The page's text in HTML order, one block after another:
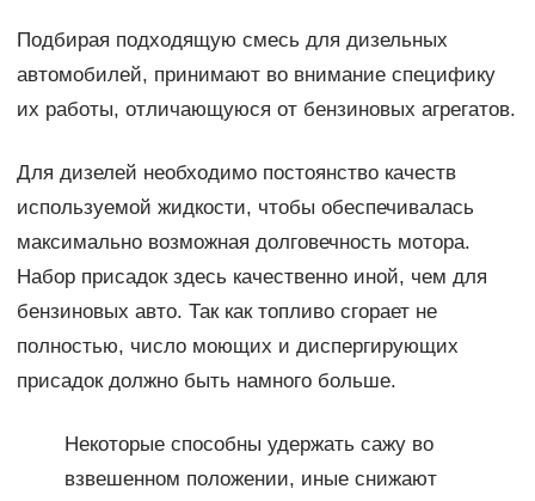
Подбирая подходящую смесь для дизельных
автомобилей, принимают во внимание специфику
их работы, отличающуюся от бензиновых агрегатов.
Для дизелей необходимо постоянство качеств
используемой жидкости, чтобы обеспечивалась
максимально возможная долговечность мотора.
Набор присадок здесь качественно иной, чем для
бензиновых авто. Так как топливо сгорает не
полностью, число моющих и диспергирующих
присадок должно быть намного больше.
Некоторые способны удержать сажу во
взвешенном положении, иные снижают